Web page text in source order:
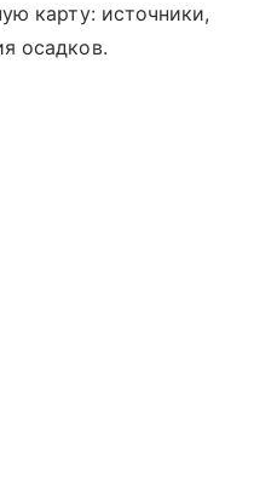
карту: источники,
осадков.